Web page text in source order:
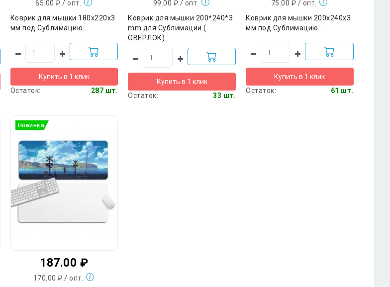
65.00 ₽ / опт.
Коврик для мышки 180х220х3
мм под Сублимацию..
Купить в 1 клик
Остаток:
287 шт.
99.00 ₽ / опт.
Коврик для мышки 200*240*3
mm для Сублимации (
ОВЕРЛОК)..
Купить в 1 клик
Остаток:
33 шт.
75.00 ₽ / опт.
Коврик для мышки 200х240х3
мм под Сублимацию..
Купить в 1 клик
Остаток:
61 шт.
Новинка
187.00 ₽
170.00 ₽ / опт.